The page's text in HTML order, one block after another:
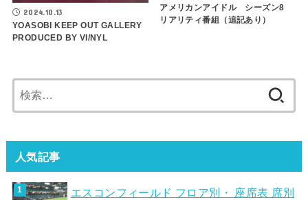
2024.10.13
YOASOBI KEEP OUT GALLERY
PRODUCED BY VI/NYL
アメリカンアイドル シーズン8
リアリティ番組（追記あり）
索:
人気記事
エスコンフィールド フロア別・ 座席表 席別